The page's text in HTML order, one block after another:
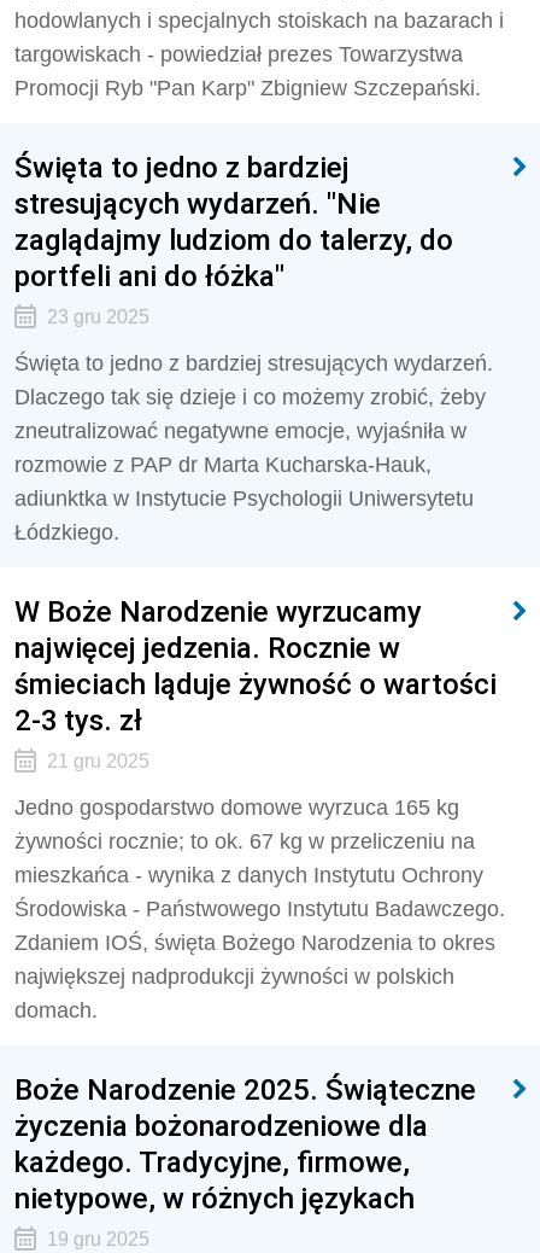
hodowlanych i specjalnych stoiskach na bazarach i
targowiskach - powiedział prezes Towarzystwa
Promocji Ryb "Pan Karp" Zbigniew Szczepański.
Święta to jedno z bardziej
stresujących wydarzeń. "Nie
zaglądajmy ludziom do talerzy, do
portfeli ani do łóżka"
23 gru 2025
Święta to jedno z bardziej stresujących wydarzeń.
Dlaczego tak się dzieje i co możemy zrobić, żeby
zneutralizować negatywne emocje, wyjaśniła w
rozmowie z PAP dr Marta Kucharska-Hauk,
adiunktka w Instytucie Psychologii Uniwersytetu
Łódzkiego.
W Boże Narodzenie wyrzucamy
najwięcej jedzenia. Rocznie w
śmieciach ląduje żywność o wartości
2-3 tys. zł
21 gru 2025
Jedno gospodarstwo domowe wyrzuca 165 kg
żywności rocznie; to ok. 67 kg w przeliczeniu na
mieszkańca - wynika z danych Instytutu Ochrony
Środowiska - Państwowego Instytutu Badawczego.
Zdaniem IOŚ, święta Bożego Narodzenia to okres
największej nadprodukcji żywności w polskich
domach.
Boże Narodzenie 2025. Świąteczne
życzenia bożonarodzeniowe dla
każdego. Tradycyjne, firmowe,
nietypowe, w różnych językach
19 gru 2025